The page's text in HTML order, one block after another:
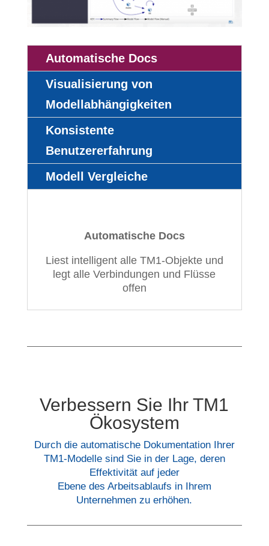
Automatische Docs
Visualisierung von
Modellabhängigkeiten
Konsistente
Benutzererfahrung
Modell Vergleiche
Automatische Docs
Liest intelligent alle TM1-Objekte und
legt alle Verbindungen und Flüsse
offen
Verbessern Sie Ihr TM1
Ökosystem
Durch die automatische Dokumentation Ihrer
TM1-Modelle sind Sie in der Lage, deren
Effektivität auf jeder
Ebene des Arbeitsablaufs in Ihrem
Unternehmen zu erhöhen.